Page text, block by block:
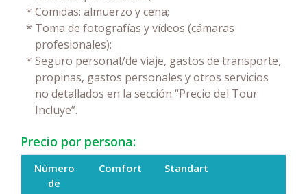
* Comidas: almuerzo y cena;
* Toma de fotografías y vídeos (cámaras
profesionales);
* Seguro personal/de viaje, gastos de transporte,
propinas, gastos personales y otros servicios
no detallados en la sección “Precio del Tour
Incluye”.
Precio por persona:
Número
de
Comfort Standart